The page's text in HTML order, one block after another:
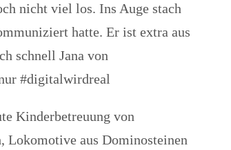
nicht viel los. Ins Auge stach
hatte. Er ist extra aus
schnell Jana von
#digitalwirdreal
Kinderbetreuung von
Lokomotive aus Dominosteinen